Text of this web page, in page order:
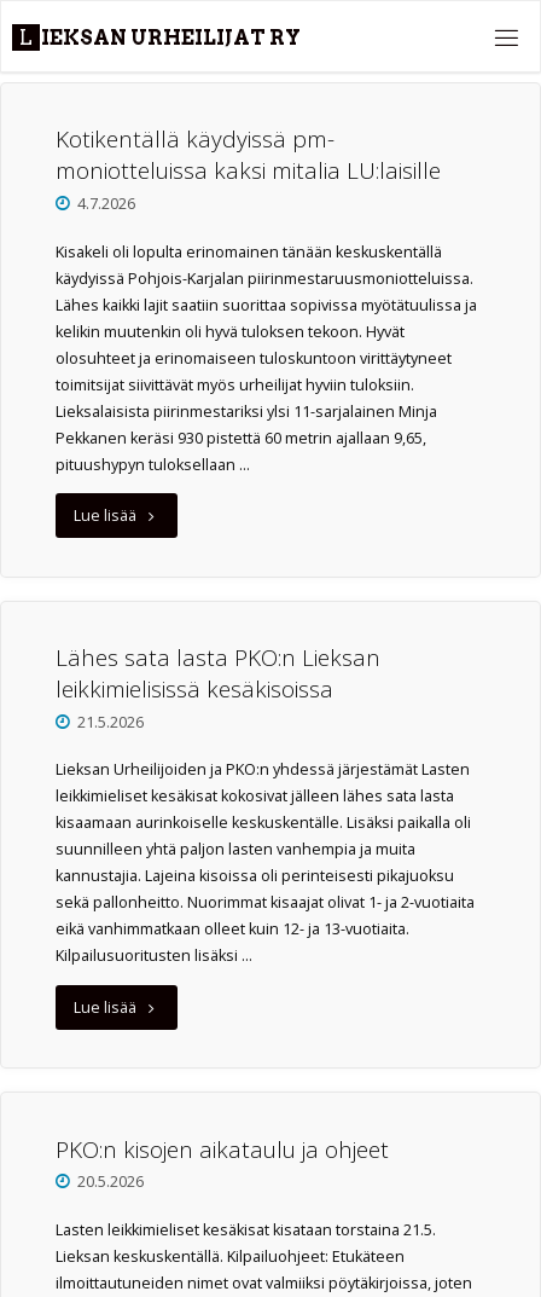
L IEKSAN URHEILIJAT RY
Kotikentällä käydyissä pm-
moniotteluissa kaksi mitalia LU:laisille
4.7.2026
Kisakeli oli lopulta erinomainen tänään keskuskentällä
käydyissä Pohjois-Karjalan piirinmestaruusmoniotteluissa.
Lähes kaikki lajit saatiin suorittaa sopivissa myötätuulissa ja
kelikin muutenkin oli hyvä tuloksen tekoon. Hyvät
olosuhteet ja erinomaiseen tuloskuntoon virittäytyneet
toimitsijat siivittävät myös urheilijat hyviin tuloksiin.
Lieksalaisista piirinmestariksi ylsi 11-sarjalainen Minja
Pekkanen keräsi 930 pistettä 60 metrin ajallaan 9,65,
pituushypyn tuloksellaan …
Lue lisää"Kotikentällä
moniotteluissa
kaksi
LU:laisille"
Lähes sata lasta PKO:n Lieksan
leikkimielisissä kesäkisoissa
21.5.2026
Lieksan Urheilijoiden ja PKO:n yhdessä järjestämät Lasten
leikkimieliset kesäkisat kokosivat jälleen lähes sata lasta
kisaamaan aurinkoiselle keskuskentälle. Lisäksi paikalla oli
suunnilleen yhtä paljon lasten vanhempia ja muita
kannustajia. Lajeina kisoissa oli perinteisesti pikajuoksu
sekä pallonheitto. Nuorimmat kisaajat olivat 1- ja 2-vuotiaita
eikä vanhimmatkaan olleet kuin 12- ja 13-vuotiaita.
Kilpailusuoritusten lisäksi …
Lue lisää"Lähes
PKO:n
Lieksan
leikkimielisissä
kesäkisoissa"
PKO:n kisojen aikataulu ja ohjeet
20.5.2026
Lasten leikkimieliset kesäkisat kisataan torstaina 21.5.
Lieksan keskuskentällä. Kilpailuohjeet: Etukäteen
ilmoittautuneiden nimet ovat valmiiksi pöytäkirjoissa, joten